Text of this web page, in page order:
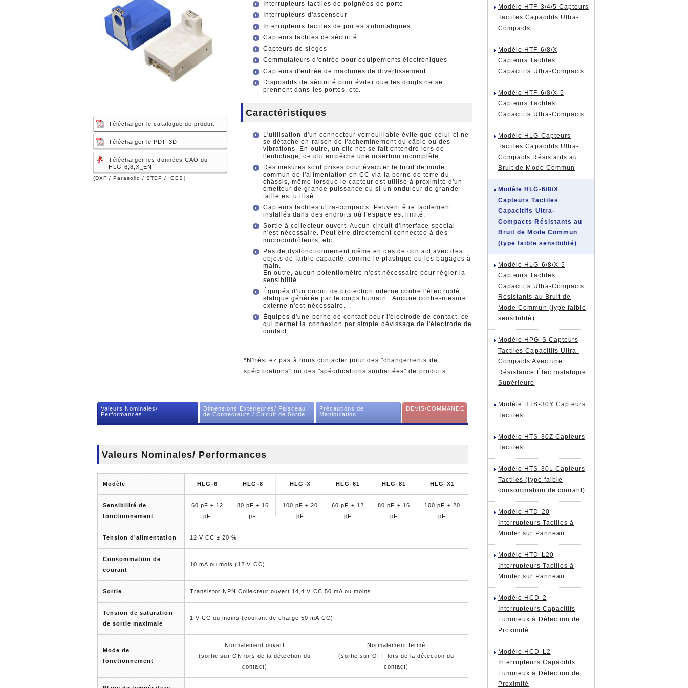
Télécharger le catalogue de produit
Télécharger le PDF 3D
Télécharger les données CAO du
HLG-6,8,X_EN
(DXF / Parasolid / STEP / IGES)
Interrupteurs tactiles de poignées de porte
Interrupteurs d'ascenseur
Interrupteurs tactiles de portes automatiques
Capteurs tactiles de sécurité
Capteurs de sièges
Commutateurs d'entrée pour équipements électroniques
Capteurs d'entrée de machines de divertissement
Dispositifs de sécurité pour éviter que les doigts ne se
prennent dans les portes, etc.
Caractéristiques
L'utilisation d'un connecteur verrouillable évite que celui-ci ne
se détache en raison de l'acheminement du câble ou des
vibrations. En outre, un clic net se fait entendre lors de
l'enfichage, ce qui empêche une insertion incomplète.
Des mesures sont prises pour évacuer le bruit de mode
commun de l'alimentation en CC via la borne de terre du
châssis, même lorsque le capteur est utilisé à proximité d'un
émetteur de grande puissance ou si un onduleur de grande
taille est utilisé.
Capteurs tactiles ultra-compacts. Peuvent être facilement
installés dans des endroits où l'espace est limité.
Sortie à collecteur ouvert. Aucun circuit d'interface spécial
n'est nécessaire. Peut être directement connectée à des
microcontrôleurs, etc.
Pas de dysfonctionnement même en cas de contact avec des
objets de faible capacité, comme le plastique ou les bagages à
main.
En outre, aucun potentiomètre n'est nécessaire pour régler la
sensibilité.
Équipés d'un circuit de protection interne contre l'électricité
statique générée par le corps humain . Aucune contre-mesure
externe n'est nécessaire.
Équipés d'une borne de contact pour l'électrode de contact, ce
qui permet la connexion par simple dévissage de l'électrode de
contact.
*N'hésitez pas à nous contacter pour des "changements de
spécifications" ou des "spécifications souhaitées" de produits.
Valeurs Nominales/
Performances
Dimensions Extérieures/ Faisceau
de Connecteurs / Circuit de Sortie
Précautions de
Manipulation
DEVIS/COMMANDE
Valeurs Nominales/ Performances
Modèle HLG-6 HLG-8 HLG-X HLG-61 HLG-81 HLG-X1
Sensibilité de
fonctionnement
60 pF ± 12
pF
80 pF ± 16
pF
100 pF ± 20
pF
60 pF ± 12
pF
80 pF ± 16
pF
100 pF ± 20
pF
Tension d'alimentation 12 V CC ± 20 %
Consommation de
courant
10 mA ou mois (12 V CC)
Sortie Transistor NPN Collecteur ouvert 14,4 V CC 50 mA ou moins
Tension de saturation
de sortie maximale
1 V CC ou moins (courant de charge 50 mA CC)
Mode de
fonctionnement
Normalement ouvert
(sortie sur ON lors de la détection du
contact)
Normalement fermé
(sortie sur OFF lors de la détection du
contact)
Modèle HTF-3/4/5 Capteurs
Tactiles Capacitifs Ultra-
Compacts
Modèle HTF-6/8/X
Capteurs Tactiles
Capacitifs Ultra-Compacts
Modèle HTF-6/8/X-5
Capteurs Tactiles
Capacitifs Ultra-Compacts
Modèle HLG Capteurs
Tactiles Capacitifs Ultra-
Compacts Résistants au
Bruit de Mode Commun
Modèle HLG-6/8/X
Capteurs Tactiles
Capacitifs Ultra-
Compacts Résistants au
Bruit de Mode Commun
(type faible sensibilité)
Modèle HLG-6/8/X-5
Capteurs Tactiles
Capacitifs Ultra-Compacts
Résistants au Bruit de
Mode Commun (type faible
sensibilité)
Modèle HPG-S Capteurs
Tactiles Capacitifs Ultra-
Compacts Avec une
Résistance Électrostatique
Supérieure
Modèle HTS-30Y Capteurs
Tactiles
Modèle HTS-30Z Capteurs
Tactiles
Modèle HTS-30L Capteurs
Tactiles (type faible
consommation de courant)
Modèle HTD-20
Interrupteurs Tactiles à
Monter sur Panneau
Modèle HTD-L20
Interrupteurs Tactiles à
Monter sur Panneau
Modèle HCD-2
Interrupteurs Capacitifs
Lumineux à Détection de
Proximité
Modèle HCD-L2
Interrupteurs Capacitifs
Lumineux à Détection de
Proximité